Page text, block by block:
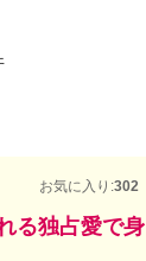
お気に入り:302
る独占愛で身